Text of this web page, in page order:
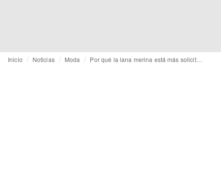
Inicio Noticias Moda Por qué la lana merina está más solicitada que nunca